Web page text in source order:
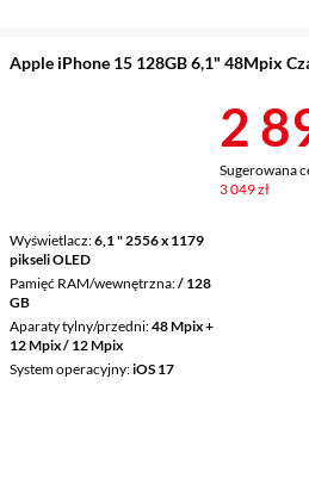
Apple iPhone 15 128GB 6,1" 48Mpix
Wyświetlacz 6,1 " 2556 x 1179
pikseli OLED
Pamięć RAM/wewnętrzna / 128
GB
Aparaty tylny/przedni 48 Mpix +
12 Mpix / 12 Mpix
System operacyjny iOS 17
2
Sugerowana
3 049 zł